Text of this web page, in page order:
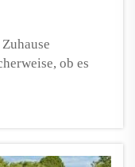
ob es
zu
Ihre
CO₂-Fußabdruck
jeweils eigene